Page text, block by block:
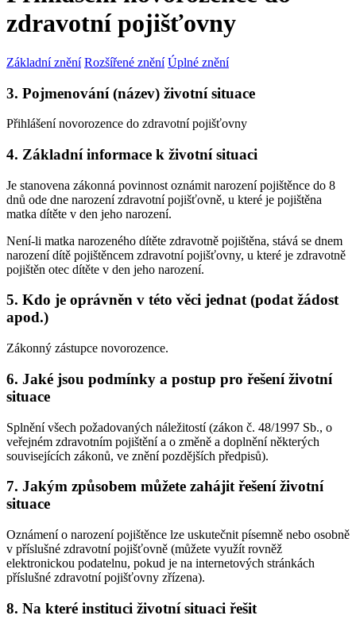
zdravotní pojišťovny
Základní znění Rozšířené znění Úplné znění
3. Pojmenování (název) životní situace
Přihlášení novorozence do zdravotní pojišťovny
4. Základní informace k životní situaci
Je stanovena zákonná povinnost oznámit narození pojištěnce do 8
dnů ode dne narození zdravotní pojišťovně, u které je pojištěna
matka dítěte v den jeho narození.
Není-li matka narozeného dítěte zdravotně pojištěna, stává se dnem
narození dítě pojištěncem zdravotní pojišťovny, u které je zdravotně
pojištěn otec dítěte v den jeho narození.
5. Kdo je oprávněn v této věci jednat (podat žádost
apod.)
Zákonný zástupce novorozence.
6. Jaké jsou podmínky a postup pro řešení životní
situace
Splnění všech požadovaných náležitostí (zákon č. 48/1997 Sb., o
veřejném zdravotním pojištění a o změně a doplnění některých
souvisejících zákonů, ve znění pozdějších předpisů).
7. Jakým způsobem můžete zahájit řešení životní
situace
Oznámení o narození pojištěnce lze uskutečnit písemně nebo osobně
v příslušné zdravotní pojišťovně (můžete využít rovněž
elektronickou podatelnu, pokud je na internetových stránkách
příslušné zdravotní pojišťovny zřízena).
8. Na které instituci životní situaci řešit